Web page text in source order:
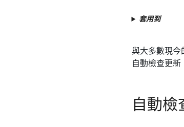
套用到
與大多數現今
自動檢查更新
自動檢